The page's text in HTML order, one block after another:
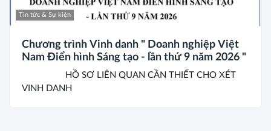
Tin tức & Sự kiện
Chương trình Vinh danh " Doanh nghiệp Việt
Nam Điển hình Sáng tạo - lần thứ 9 năm 2026 "
HỒ SƠ LIÊN QUAN CẦN THIẾT CHO XÉT
VINH DANH